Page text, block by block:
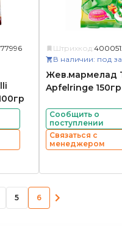
Штрихкод:
В наличии: под
Жев.мармелад
Apfelringe 150гр
Сообщить о
поступлении
Связаться с
менеджером
5 6